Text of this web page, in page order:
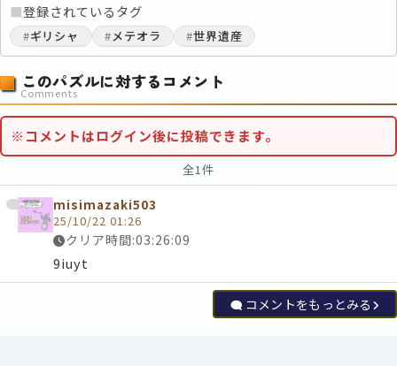
■登録されているタグ
#ギリシャ #メテオラ #世界遺産
このパズルに対するコメント
Comments
※コメントはログイン後に投稿できます。
全1件
misimazaki503
25/10/22 01:26
クリア時間:03:26:09
9iuyt
コメントをもっとみる